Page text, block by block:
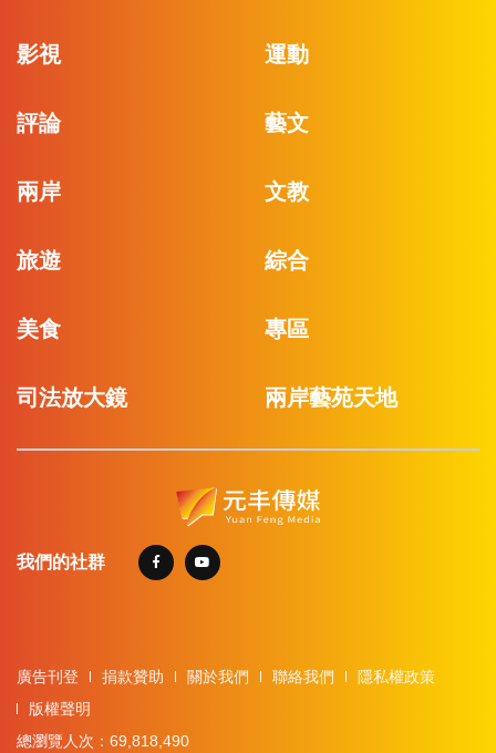
影視 運動
評論 藝文
兩岸 文教
旅遊 綜合
美食 專區
司法放大鏡 兩岸藝苑天地
我們的社群
廣告刊登 捐款贊助 關於我們 聯絡我們
隱私權政策
版權聲明
總瀏覽人次：69,818,490